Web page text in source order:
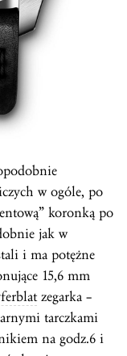
w ogóle, po
koronką po
jak w
i ma potężne
15,6 mm
zegarka –
tarczkami
na godz.6 i